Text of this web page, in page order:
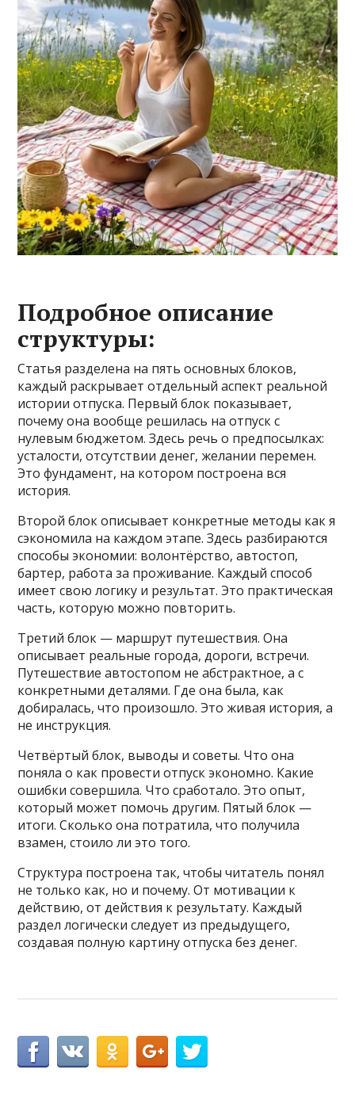
Подробное описание
структуры:
Статья разделена на пять основных блоков,
каждый раскрывает отдельный аспект реальной
истории отпуска. Первый блок показывает,
почему она вообще решилась на отпуск с
нулевым бюджетом. Здесь речь о предпосылках:
усталости, отсутствии денег, желании перемен.
Это фундамент, на котором построена вся
история.
Второй блок описывает конкретные методы как я
сэкономила на каждом этапе. Здесь разбираются
способы экономии: волонтёрство, автостоп,
бартер, работа за проживание. Каждый способ
имеет свою логику и результат. Это практическая
часть, которую можно повторить.
Третий блок — маршрут путешествия. Она
описывает реальные города, дороги, встречи.
Путешествие автостопом не абстрактное, а с
конкретными деталями. Где она была, как
добиралась, что произошло. Это живая история, а
не инструкция.
Четвёртый блок, выводы и советы. Что она
поняла о как провести отпуск экономно. Какие
ошибки совершила. Что сработало. Это опыт,
который может помочь другим. Пятый блок —
итоги. Сколько она потратила, что получила
взамен, стоило ли это того.
Структура построена так, чтобы читатель понял
не только как, но и почему. От мотивации к
действию, от действия к результату. Каждый
раздел логически следует из предыдущего,
создавая полную картину отпуска без денег.